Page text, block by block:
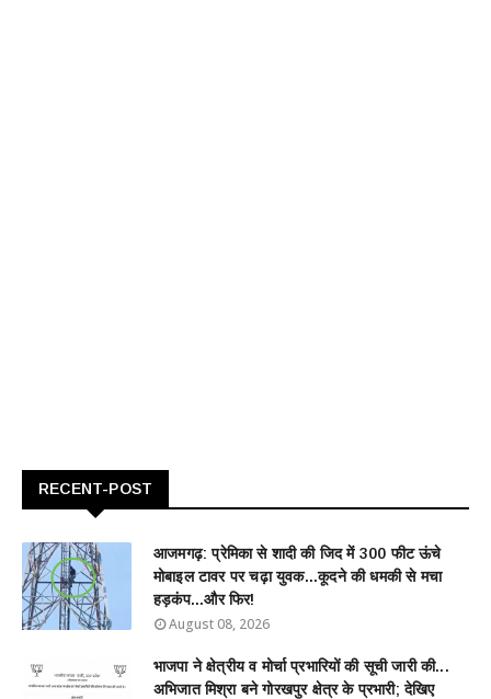
RECENT-POST
आजमगढ़: प्रेमिका से शादी की जिद में 300 फीट ऊंचे
मोबाइल टावर पर चढ़ा युवक...कूदने की धमकी से मचा
हड़कंप...और फिर!
August 08, 2026
भाजपा ने क्षेत्रीय व मोर्चा प्रभारियों की सूची जारी की...
अभिजात मिश्रा बने गोरखपुर क्षेत्र के प्रभारी; देखिए